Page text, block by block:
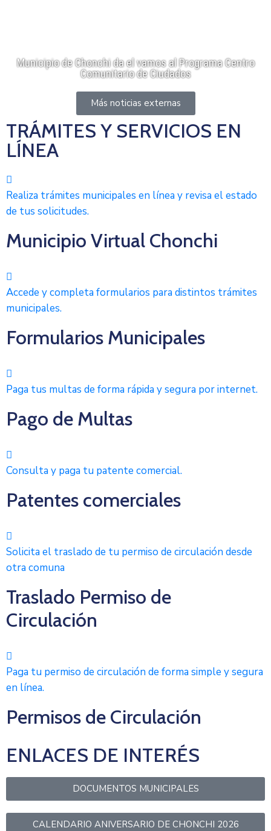
Municipio de Chonchi da el vamos al Programa Centro
Comunitario de Ciudados
Más noticias externas
TRÁMITES Y SERVICIOS EN
LÍNEA
Realiza trámites municipales en línea y revisa el estado
de tus solicitudes.
Municipio Virtual Chonchi
Accede y completa formularios para distintos trámites
municipales.
Formularios Municipales
Paga tus multas de forma rápida y segura por internet.
Pago de Multas
Consulta y paga tu patente comercial.
Patentes comerciales
Solicita el traslado de tu permiso de circulación desde
otra comuna
Traslado Permiso de
Circulación
Paga tu permiso de circulación de forma simple y segura
en línea.
Permisos de Circulación
ENLACES DE INTERÉS
DOCUMENTOS MUNICIPALES
CALENDARIO ANIVERSARIO DE CHONCHI 2026